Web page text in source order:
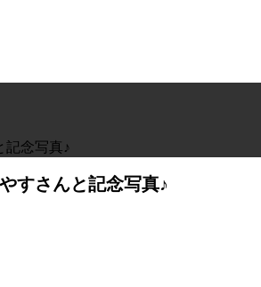
記念写真♪
すさんと記念写真♪